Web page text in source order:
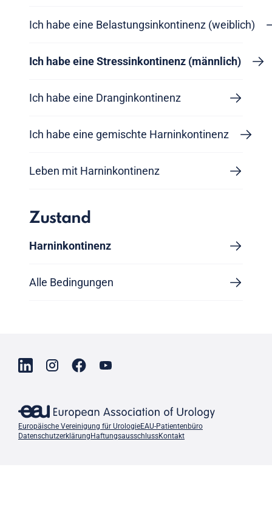
Ich habe eine Belastungsinkontinenz (weiblich)
Ich habe eine Stressinkontinenz (männlich)
Ich habe eine Dranginkontinenz
Ich habe eine gemischte Harninkontinenz
Leben mit Harninkontinenz
Zustand
Harninkontinenz
Alle Bedingungen
Europäische Vereinigung für UrologieEAU-Patientenbüro
Datenschutzerklärung HaftungsausschlussKontakt